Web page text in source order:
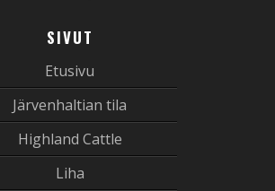
SIVUT
Etusivu
Järvenhaltian tila
Highland Cattle
Liha